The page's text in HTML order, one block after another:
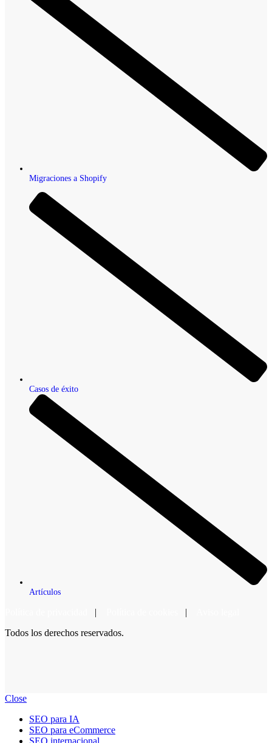
Migraciones a Shopify
Casos de éxito
Artículos
| |
Todos los derechos reservados.
Close
SEO para IA
SEO para eCommerce
SEO internacional